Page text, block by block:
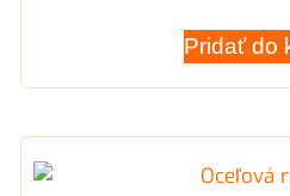
Pridať do